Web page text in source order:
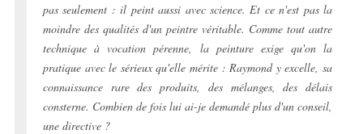
pas seulement : il peint aussi avec science. Et ce n'est pas la
moindre des qualités d'un peintre véritable. Comme tout autre
technique à vocation pérenne, la peinture exige qu'on la
pratique avec le sérieux qu'elle mérite : Raymond y excelle, sa
connaissance rare des produits, des mélanges, des délais
consterne. Combien de fois lui ai-je demandé plus d'un conseil,
une directive ?